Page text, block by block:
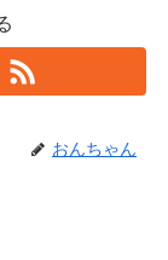
おんちゃん